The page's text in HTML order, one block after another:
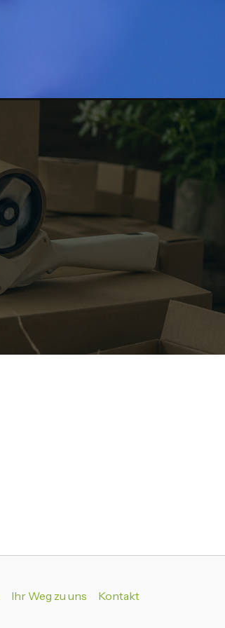
Ihr Weg zu uns Kontakt